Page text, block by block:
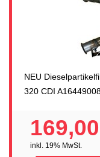
NEU
320 CDI
inkl. 19% MwSt.